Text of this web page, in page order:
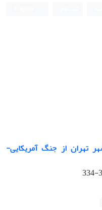
تهران از جنگ آمریکایی-